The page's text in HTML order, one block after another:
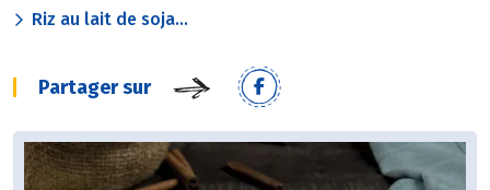
Riz au lait de soja...
Partager sur